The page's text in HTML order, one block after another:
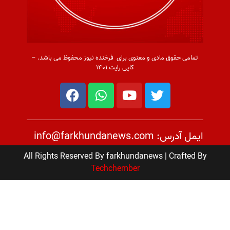
تمامی حقوق مادی و معنوی برای فرخنده نیوز محفوظ می باشد. –
کاپی رایت ۱۴۰۱
ایمل آدرس: info@farkhundanews.com
All Rights Reserved By farkhundanews | Crafted By
Techchember